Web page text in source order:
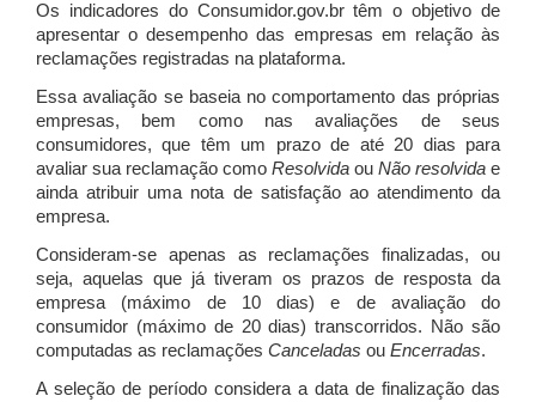
Os indicadores do Consumidor.gov.br têm o objetivo de
apresentar o desempenho das empresas em relação às
reclamações registradas na plataforma.
Essa avaliação se baseia no comportamento das próprias
empresas, bem como nas avaliações de seus
consumidores, que têm um prazo de até 20 dias para
avaliar sua reclamação como Resolvida ou Não resolvida e
ainda atribuir uma nota de satisfação ao atendimento da
empresa.
Consideram-se apenas as reclamações finalizadas, ou
seja, aquelas que já tiveram os prazos de resposta da
empresa (máximo de 10 dias) e de avaliação do
consumidor (máximo de 20 dias) transcorridos. Não são
computadas as reclamações Canceladas ou Encerradas.
A seleção de período considera a data de finalização das